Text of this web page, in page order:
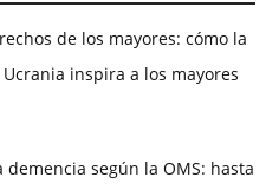
de los mayores: cómo la
inspira a los mayores
demencia según la OMS: hasta